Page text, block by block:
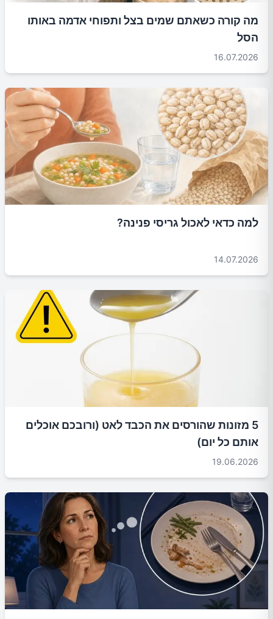
מה קורה כשאתם שמים בצל ותפוחי אדמה באותו
הסל
16.07.2026
למה כדאי לאכול גריסי פנינה?
14.07.2026
5 מזונות שהורסים את הכבד לאט (ורובכם אוכלים
אותם כל יום)
19.06.2026